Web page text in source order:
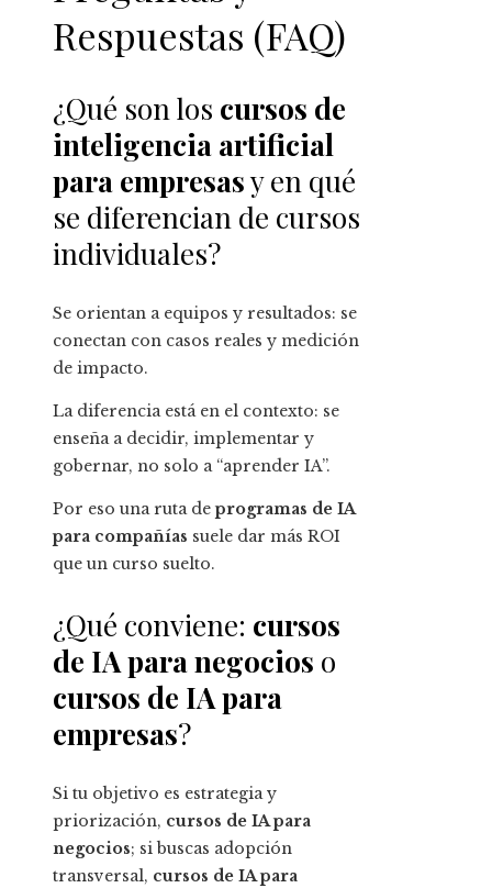
Respuestas (FAQ)
¿Qué son los cursos de
inteligencia artificial
para empresasy en qué
se diferencian de cursos
individuales?
Se orientan a equipos y resultados: se
conectan con casos reales y medición
de impacto.
La diferencia está en el contexto: se
enseña a decidir, implementar y
gobernar, no solo a “aprender IA”.
Por eso una ruta deprogramas de IA
para compañías suele dar más ROI
que un curso suelto.
¿Qué conviene: cursos
de IA para negocios o
cursos de IA para
empresas?
Si tu objetivo es estrategia y
priorización, cursos de IA para
negocios; si buscas adopción
transversal, cursos de IA para